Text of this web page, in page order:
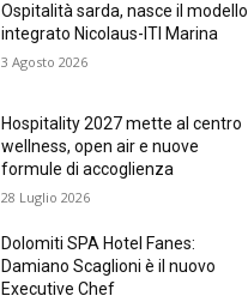
Ospitalità sarda, nasce il modello
integrato Nicolaus-ITI Marina
3 Agosto 2026
Hospitality 2027 mette al centro
wellness, open air e nuove
formule di accoglienza
28 Luglio 2026
Dolomiti SPA Hotel Fanes:
Damiano Scaglioni è il nuovo
Executive Chef